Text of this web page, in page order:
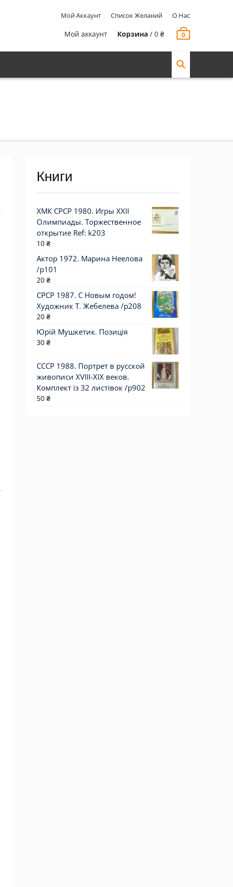
Мой Аккаунт Список Желаний О Нас
Мой аккаунт Корзина / 0 ₴ 0
Книги
ХМК СРСР 1980. Игры XXII
Олимпиады. Торжественное
открытие Ref: k203
10 ₴
Актор 1972. Марина Неелова
/p101
20 ₴
СРСР 1987. С Новым годом!
Художник Т. Жебелева /р208
20 ₴
Юрій Мушкетик. Позиція
30 ₴
СССР 1988. Портрет в русской
живописи XVIII-XIX веков.
Комплект із 32 листівок /р902
50 ₴